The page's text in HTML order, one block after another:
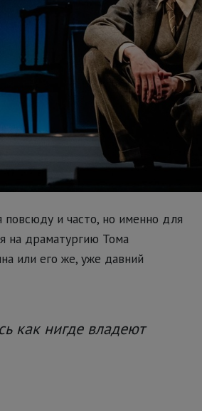
и часто, но именно для
на драматургию Тома
или его же, уже давний
как нигде владеют